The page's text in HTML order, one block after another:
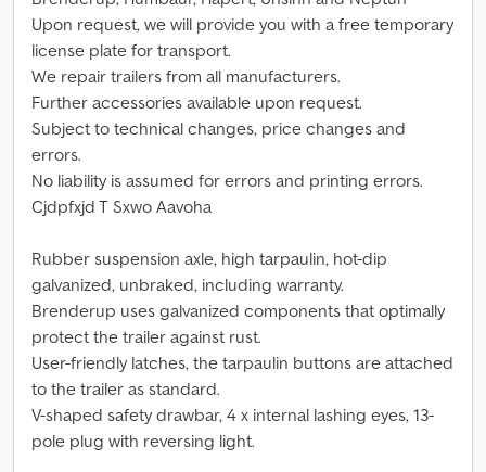
Upon request, we will provide you with a free temporary
license plate for transport.
We repair trailers from all manufacturers.
Further accessories available upon request.
Subject to technical changes, price changes and
errors.
No liability is assumed for errors and printing errors.
Cjdpfxjd T Sxwo Aavoha
Rubber suspension axle, high tarpaulin, hot-dip
galvanized, unbraked, including warranty.
Brenderup uses galvanized components that optimally
protect the trailer against rust.
User-friendly latches, the tarpaulin buttons are attached
to the trailer as standard.
V-shaped safety drawbar, 4 x internal lashing eyes, 13-
pole plug with reversing light.